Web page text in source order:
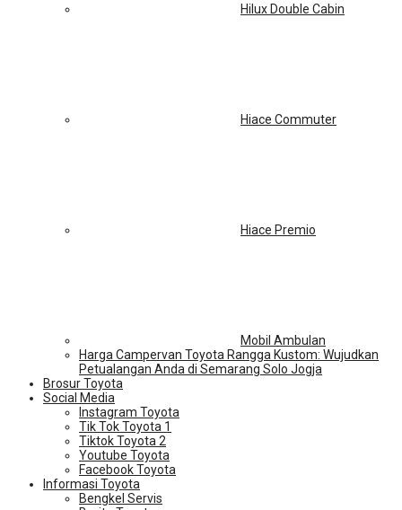
Hilux Double Cabin
Hiace Commuter
Hiace Premio
Mobil Ambulan
Harga Campervan Toyota Rangga Kustom: Wujudkan
Petualangan Anda di Semarang Solo Jogja
Brosur Toyota
Social Media
Instagram Toyota
Tik Tok Toyota 1
Tiktok Toyota 2
Youtube Toyota
Facebook Toyota
Informasi Toyota
Bengkel Servis